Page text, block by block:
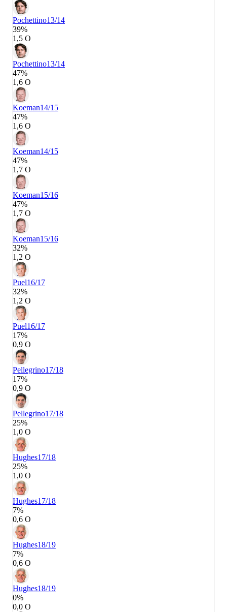
Pochettino13/14
39%
1,5 О
Pochettino13/14
47%
1,6 О
Koeman14/15
47%
1,6 О
Koeman14/15
47%
1,7 О
Koeman15/16
47%
1,7 О
Koeman15/16
32%
1,2 О
Puel16/17
32%
1,2 О
Puel16/17
17%
0,9 О
Pellegrino17/18
17%
0,9 О
Pellegrino17/18
25%
1,0 О
Hughes17/18
25%
1,0 О
Hughes17/18
7%
0,6 О
Hughes18/19
7%
0,6 О
Hughes18/19
0%
0,0 О